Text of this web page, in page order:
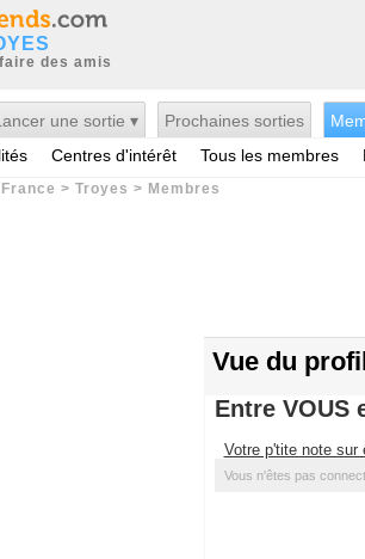
des amis
une sortie ▾ Prochaines sorties
Centres d'intérêt Tous les membres
> Troyes > Membres
Vue du
Entre VOUS
Votre p'tite note sur
Vous n'êtes pas